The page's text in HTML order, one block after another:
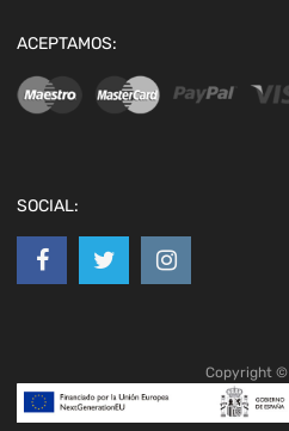
ACEPTAMOS:
SOCIAL:
Copyright ©